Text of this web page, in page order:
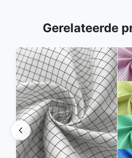
Gerelateerde